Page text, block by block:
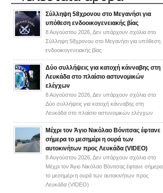
Σύλληψη 58χρονου στο Μεγανήσι για
υπόθεση ενδοοικογενειακής βίας
8 Αυγούστου 2026, Δεν υπάρχουν σχόλια στο
Σύλληψη 58χρονου στο Μεγανήσι για υπόθεση
ενδοοικογενειακής βίας
Δύο συλλήψεις για κατοχή κάνναβης στη
Λευκάδα στο πλαίσιο αστυνομικών
ελέγχων
8 Αυγούστου 2026, Δεν υπάρχουν σχόλια στο
Δύο συλλήψεις για κατοχή κάνναβης στη
Λευκάδα στο πλαίσιο αστυνομικών ελέγχων
Mέχρι τον Άγιο Νικόλαο Βόνιτσας έφτανε
σήμερα το μεσημέρι η ουρά των
αυτοκινήτων προς Λευκάδα (VIDEO)
8 Αυγούστου 2026, Δεν υπάρχουν σχόλια στο
Mέχρι τον Άγιο Νικόλαο Βόνιτσας έφτανε σήμερα
το μεσημέρι η ουρά των αυτοκινήτων προς
Λευκάδα (VIDEO)